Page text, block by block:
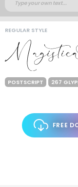
REGULAR STYLE
POSTSCRIPT 267
FREE